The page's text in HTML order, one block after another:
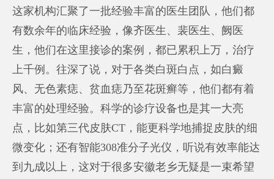
这家机构汇聚了一批经验丰富的医生团队，他们都
有数余年的临床经验，像齐医生、裴医生、阙医
生，他们在这里接诊的案例，都已累积上万，治疗
上千例。往深了说，对于各类白斑白点，如白癜
风、无色素痣、贫血痣乃至花斑癣等，他们都有着
丰富的处理经验。科学的诊疗设备也是其一大亮
点，比如第三代皮肤CT，能更科学地捕捉皮肤的细
微变化；还有智能308准分子光仪，听说有效率能达
到九成以上，这对于很多安徽老乡无疑是一束希望